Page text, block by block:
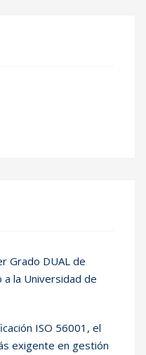
Grado DUAL de
a la Universidad de
ISO 56001, el
exigente en gestión